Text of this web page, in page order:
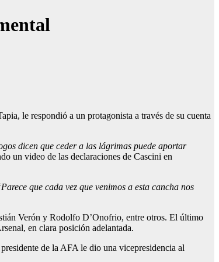
le respondió a un protagonista a través de su cuenta
dicen que ceder a las lágrimas puede aportar
un video de las declaraciones de Cascini en
que cada vez que venimos a esta cancha nos
Verón y Rodolfo D’Onofrio, entre otros. El último
en clara posición adelantada.
de la AFA le dio una vicepresidencia al